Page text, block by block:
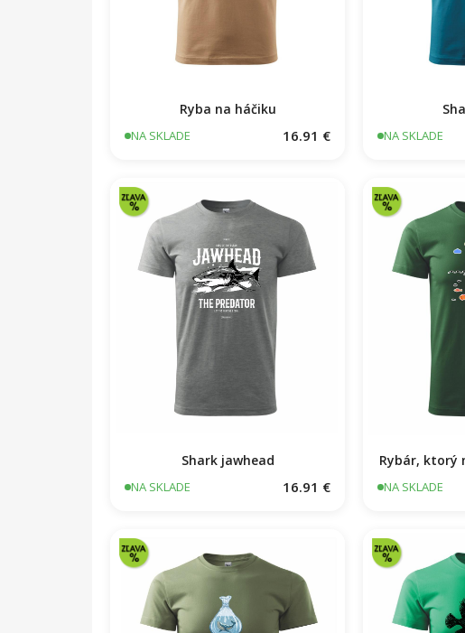
Ryba na háčiku
NA SKLADE 16.91 € NA SKLADE
Shark jawhead
NA SKLADE 16.91 €
Rybár, ktorý
NA SKLADE